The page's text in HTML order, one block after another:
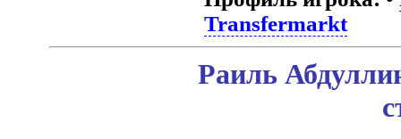
Transfermarkt
Раиль